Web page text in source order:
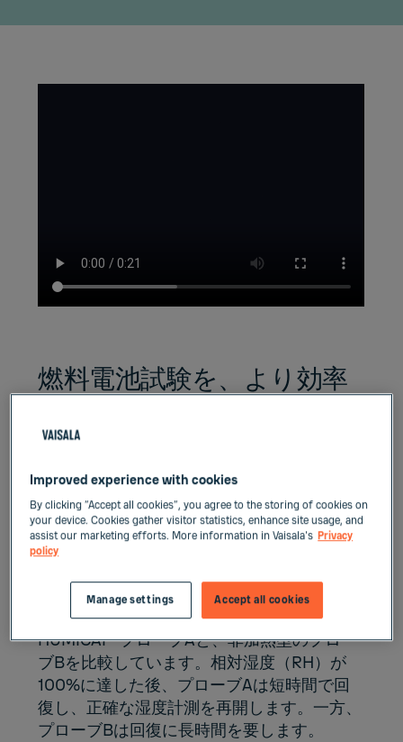
燃料電池試験を、より効率
的に
時間の大幅な短縮につながります。その鍵と
なるのが、湿度計測機器が結露から回復する
まで待つ必要がないことです。回復時間は、
プローブの技術と安定性によって大きく左右
右側の図では、加熱機能を備えたヴァイサラ
HUMICAP®プローブAと、非加熱型のプロー
ブBを比較しています。相対湿度（RH）が
100%に達した後、プローブAは短時間で回
復し、正確な湿度計測を再開します。一方、
プローブBは回復に長時間を要します。
Improved experience with cookies
By clicking “Accept all cookies”, you agree to the storing of cookies on
your device. Cookies gather visitor statistics, enhance site usage, and
assist our marketing efforts. More information in Vaisala's Privacy
policy
Accept all cookies
Manage settings